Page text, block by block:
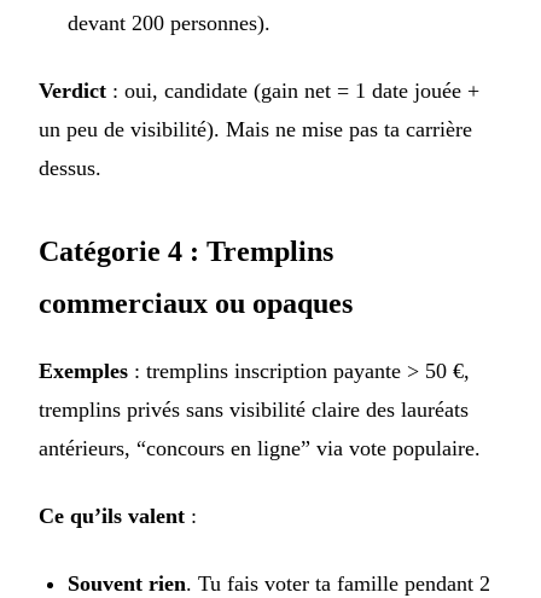
devant 200 personnes).
Verdict : oui, candidate (gain net = 1 date jouée +
un peu de visibilité). Mais ne mise pas ta carrière
dessus.
Catégorie 4 : Tremplins
commerciaux ou opaques
Exemples : tremplins inscription payante > 50 €,
tremplins privés sans visibilité claire des lauréats
antérieurs, “concours en ligne” via vote populaire.
Ce qu’ils valent :
Souvent rien. Tu fais voter ta famille pendant 2